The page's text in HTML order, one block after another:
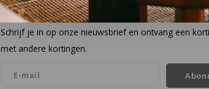
Nieuwsbrief
Schrijf je in op onze nieuwsbrief en ontvang een
met andere kortingen.